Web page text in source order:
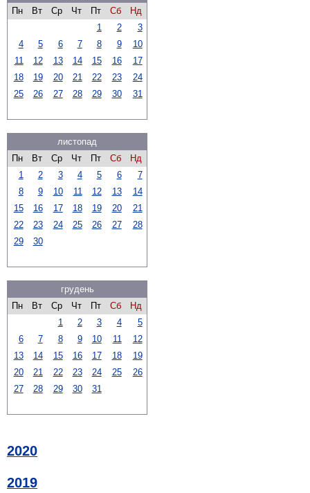
Пн
Вт Ср Чт Пт Сб
Нд
1
2
3
4
5 6 7 8 9
10
11
12 13 14 15 16
17
18
19 20 21 22 23
24
25
26 27 28 29 30 31
листопад
Пн
Вт Ср Чт Пт Сб
Нд
1
2 3 4 5 6
7
8
9 10 11 12 13
14
15
16 17 18 19 20
21
22
23 24 25 26 27
28
29
30
грудень
Пн
Вт Ср Чт Пт Сб
Нд
1
2 3 4
5
6
7 8 9 10 11
12
13
14 15 16 17 18
19
20
21 22 23 24 25
26
27
28 29 30 31
2020
2019